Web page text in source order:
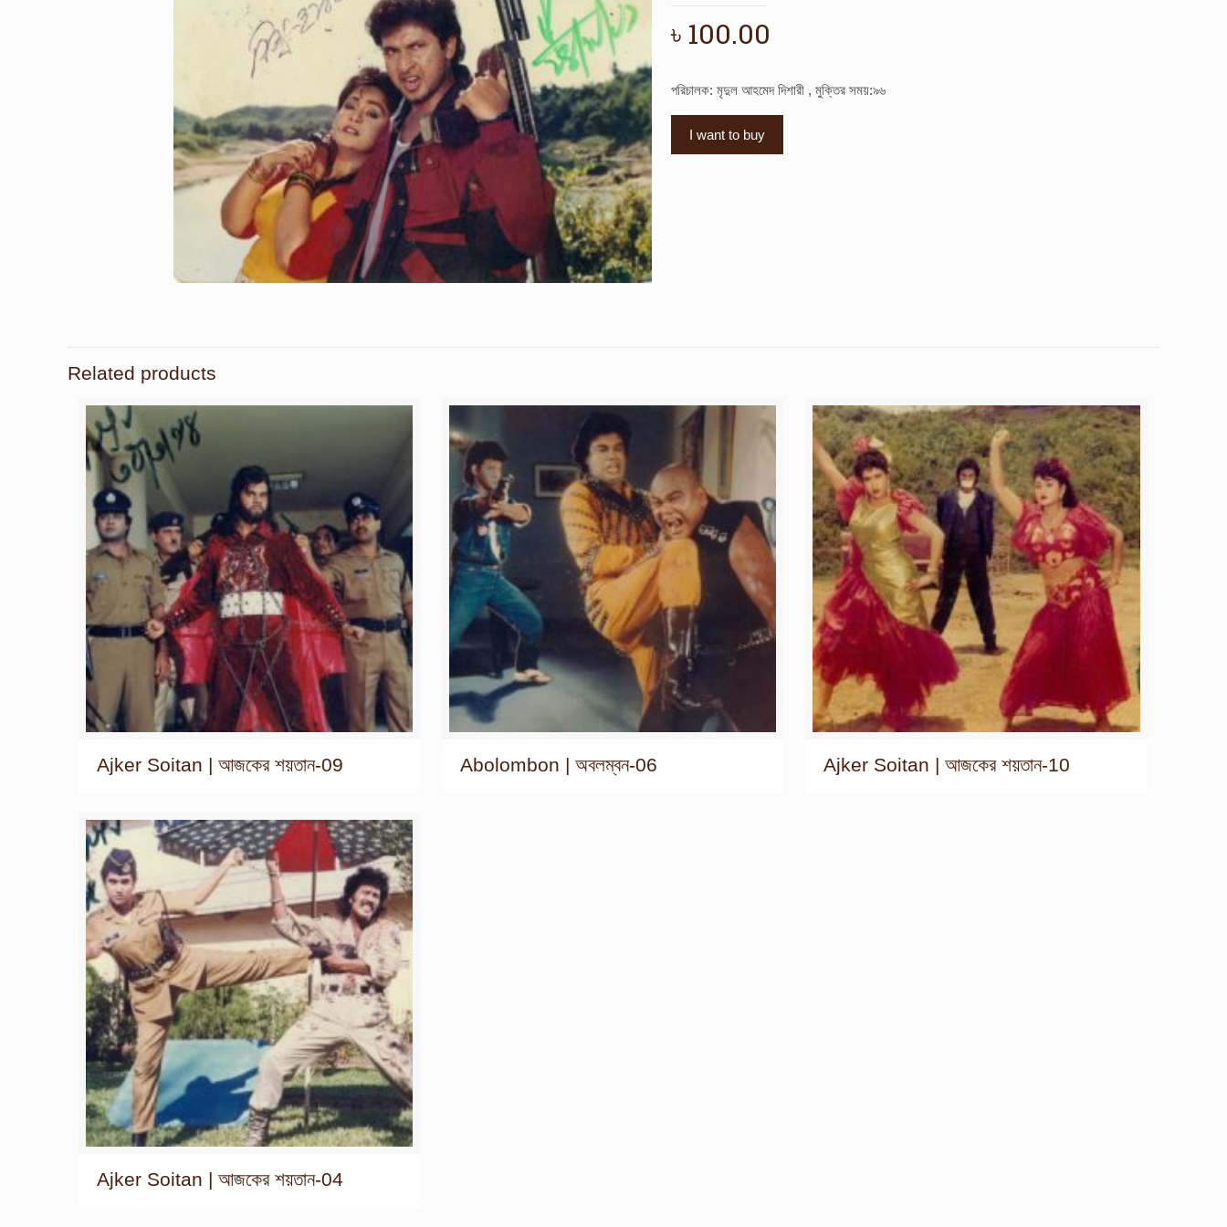
৳ 100.00
পরিচালক: মৃদুল আহমেদ দিশারী , মুক্তির সময়:৯৬
I want to buy
Related products
Ajker Soitan | আজকের শয়তান-09 Abolombon | অবলম্বন-06 Ajker Soitan | আজকের শয়তান-10
Ajker Soitan | আজকের শয়তান-04